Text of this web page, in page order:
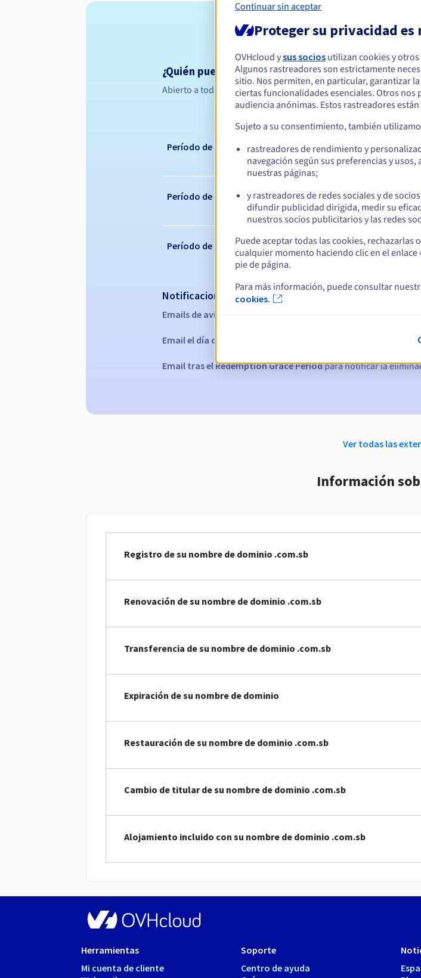
Condiciones de
¿Quién puede registrar un .com.sb?
Abierto a todas las personas físicas o jurídicas, sin restricción
Período de registro
Período de renovación
Período de redención
Notificaciones automáticas:
Emails de aviso:
Email el día del vencimiento para notificar la suspensión del
Email tras el Redemption Grace Periodpara notificar la
Ver todas las
Información
Registro de su nombre de dominio .com.sb
Renovación de su nombre de dominio .com.sb
Transferencia de su nombre de dominio .com.sb
Expiración de su nombre de dominio
Restauración de su nombre de dominio .com.sb
Cambio de titular de su nombre de dominio .com.sb
Alojamiento incluido con su nombre de dominio .com.sb
Herramientas
Mi cuenta de cliente
Soporte
Centro de ayuda
Continuar sin aceptar
Proteger su privacidad
OVHcloud ysus socios utilizan cookies y
Algunos rastreadores son estrictamente
sitio. Nos permiten, en particular, garantizar
ciertas funcionalidades esenciales. Otros
audiencia anónimas. Estos rastreadores
Sujeto a su consentimiento, también
rastreadores de rendimiento y
navegación según sus preferencias y
nuestras páginas;
y rastreadores de redes sociales y de
difundir publicidad dirigida, medir su
nuestros socios publicitarios y las redes
Puede aceptar todas las cookies, rechazarlas
cualquier momento haciendo clic en el enlace
pie de página.
Para más información, puede consultar
cookies.